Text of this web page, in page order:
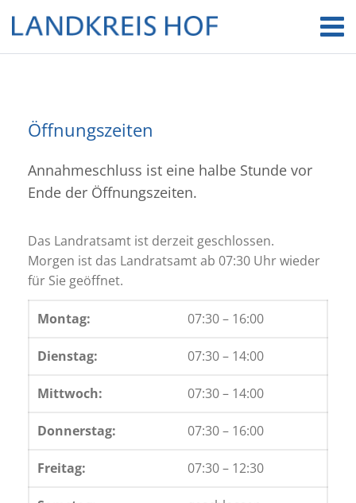
Öffnungszeiten
Annahmeschluss ist eine halbe Stunde vor
Ende der Öffnungszeiten.
Das Landratsamt ist derzeit geschlossen.
Morgen ist das Landratsamt ab 07:30 Uhr wieder
für Sie geöffnet.
Montag: 07:30 – 16:00
Dienstag: 07:30 – 14:00
Mittwoch: 07:30 – 14:00
Donnerstag: 07:30 – 16:00
Freitag: 07:30 – 12:30